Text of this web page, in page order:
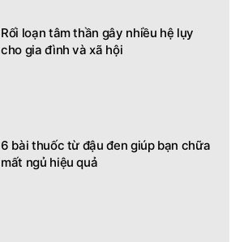
Rối loạn tâm thần gây nhiều hệ lụy
cho gia đình và xã hội
6 bài thuốc từ đậu đen giúp bạn chữa
mất ngủ hiệu quả